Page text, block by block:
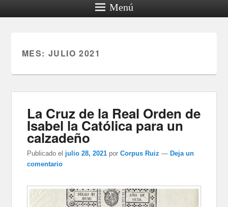
Menú
MES: JULIO 2021
La Cruz de la Real Orden de
Isabel la Católica para un
calzadeño
Publicado el julio 28, 2021 porCorpus Ruiz — Deja un
comentario